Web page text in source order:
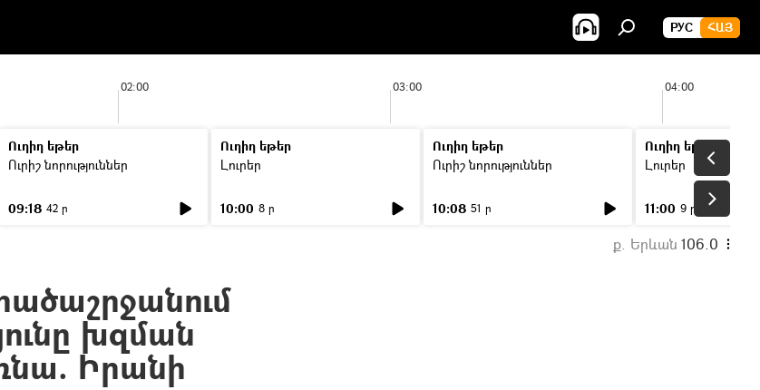
РУС ՀԱՅ
02:00 03:00 04:00
Ուղիղ եթեր
Ուրիշ նորություններ
09:18 42 ր
Ուղիղ եթեր
Լուրեր
10:00 8 ր
Ուղիղ եթեր
Ուրիշ նորություններ
10:08 51 ր
Ուղիղ եթեր
Լուրեր
11:00 9 ր
ք. Երևան 106.0
խզման
Իրանի